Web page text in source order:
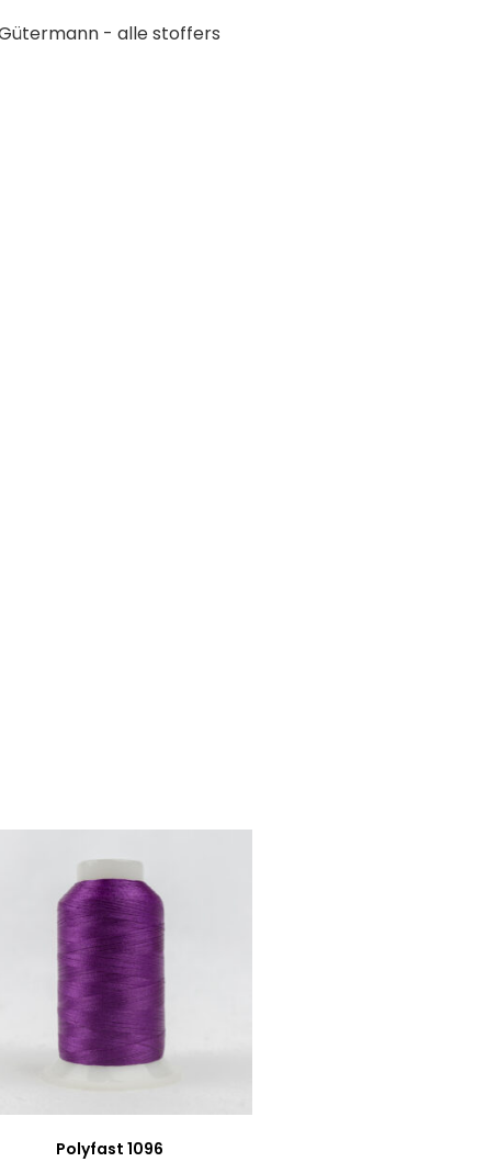
- alle stoffers
Polyfast 1096